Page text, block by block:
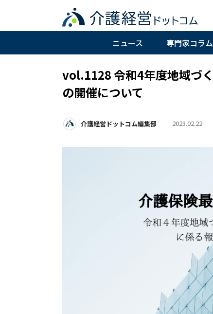
ニュース 専門家コラム
vol.1128 令和4年度地域づ
の開催について
介護経営ドットコム編集部 2023.02.22